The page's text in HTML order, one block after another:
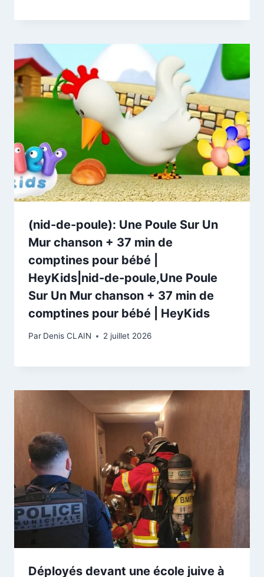
(nid-de-poule): Une Poule Sur Un
Mur chanson + 37 min de
comptines pour bébé |
HeyKids|nid-de-poule,Une Poule
Sur Un Mur chanson + 37 min de
comptines pour bébé | HeyKids
Par Denis CLAIN 2 juillet 2026
Déployés devant une école juive à